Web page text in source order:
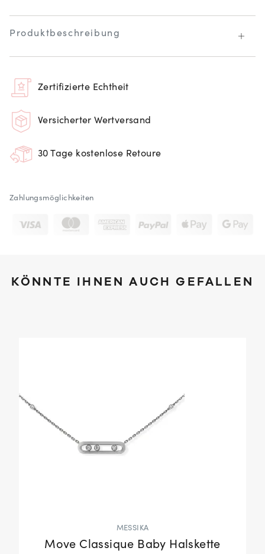
Produktbeschreibung
Zertifizierte Echtheit
Versicherter Wertversand
30 Tage kostenlose Retoure
Zahlungsmöglichkeiten
KÖNNTE IHNEN AUCH GEFALLEN
MESSIKA
Move Classique Baby Halskette